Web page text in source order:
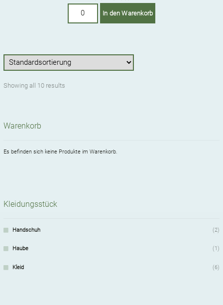
Haube:
In den Warenkorb
Showing all 10 results
Warenkorb
Es befinden sich keine Produkte im Warenkorb.
Kleidungsstück
Handschuh (2)
Haube (1)
Kleid (6)